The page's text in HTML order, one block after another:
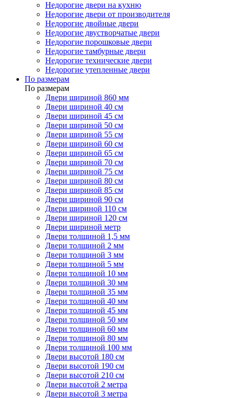
Недорогие двери на кухню
Недорогие двери от производителя
Недорогие двойные двери
Недорогие двустворчатые двери
Недорогие порошковые двери
Недорогие тамбурные двери
Недорогие технические двери
Недорогие утепленные двери
По размерам
По размерам
Двери шириной 860 мм
Двери шириной 40 см
Двери шириной 45 см
Двери шириной 50 см
Двери шириной 55 см
Двери шириной 60 см
Двери шириной 65 см
Двери шириной 70 см
Двери шириной 75 см
Двери шириной 80 см
Двери шириной 85 см
Двери шириной 90 см
Двери шириной 110 см
Двери шириной 120 см
Двери шириной метр
Двери толщиной 1,5 мм
Двери толщиной 2 мм
Двери толщиной 3 мм
Двери толщиной 5 мм
Двери толщиной 10 мм
Двери толщиной 30 мм
Двери толщиной 35 мм
Двери толщиной 40 мм
Двери толщиной 45 мм
Двери толщиной 50 мм
Двери толщиной 60 мм
Двери толщиной 80 мм
Двери толщиной 100 мм
Двери высотой 180 см
Двери высотой 190 см
Двери высотой 210 см
Двери высотой 2 метра
Двери высотой 3 метра